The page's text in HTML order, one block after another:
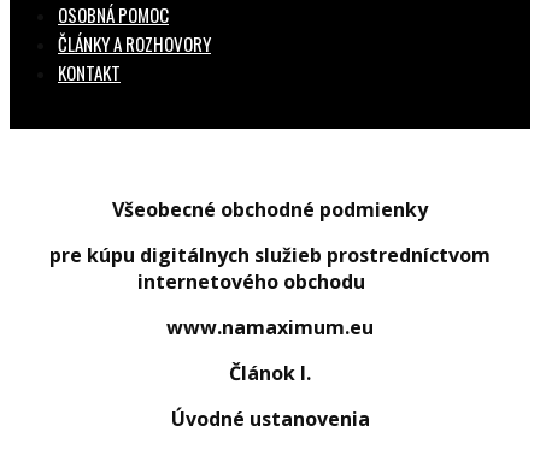
OSOBNÁ POMOC
ČLÁNKY A ROZHOVORY
KONTAKT
Všeobecné obchodné podmienky
pre kúpu digitálnych služieb prostredníctvom
internetového obchodu
www.namaximum.eu
Článok I.
Úvodné ustanovenia